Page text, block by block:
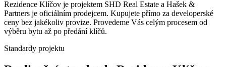
Rezidence Klíčov je projektem SHD Real Estate a Hašek &
Partners je oficiálním prodejcem. Kupujete přímo za developerské
ceny bez jakékoliv provize. Provedeme Vás celým procesem od
výběru bytu až po předání klíčů.
Standardy projektu